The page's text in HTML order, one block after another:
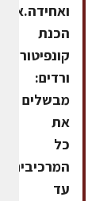
ואחידה.אופן
הכנת
קונפיטורת
ורדים:
מבשלים
את
כל
המרכיבים
עד